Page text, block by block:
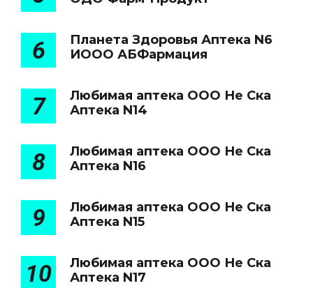
6
Планета Здоровья Аптека N6
ИООО АБФармация
7
Любимая аптека ООО Не Ска
Аптека N14
8
Любимая аптека ООО Не Ска
Аптека N16
9
Любимая аптека ООО Не Ска
Аптека N15
10
Любимая аптека ООО Не Ска
Аптека N17